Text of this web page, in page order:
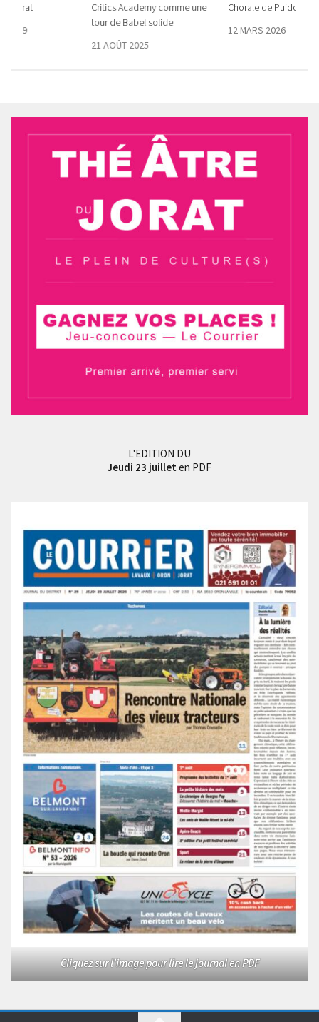
Critics Academy comme une
tour de Babel solide
21 AOÛT 2025
Chorale de Puidoux
12 MARS 2026
Jorat
2019
L'EDITION DU
Jeudi 23 juillet en PDF
Cliquez sur l'image pour lire le journal en PDF